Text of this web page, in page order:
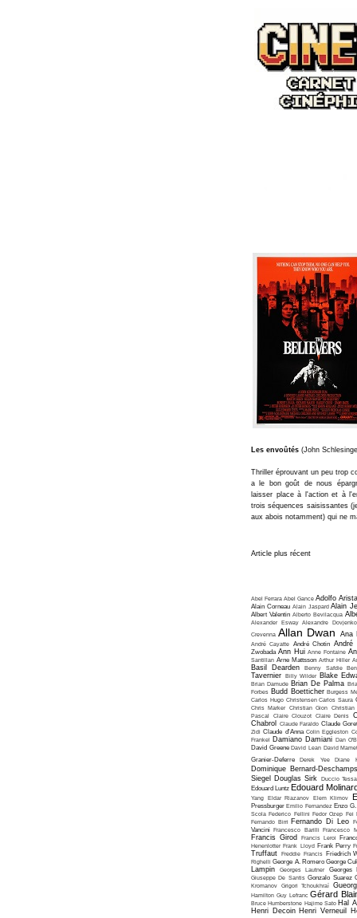
Les envoûtés (John
Thriller éprouvant un peu trop
a le bon goût de nous
laisser place à l'action et à
trois séquences saisissantes
aux abois notamment) qui ne
Article plus récent
Abel Ferrara Abel Gance Adolfo
Alain Corneau Alain Jaspard Alain
Albert Valentin Alberto Bevilacqua
Alexander Esway Alexandre Dovjenko
Crevenna Allan Dwan Ana
André Cayatte André Chotin André
Zwobada Ann Hui Anne Fontaine
Santillan Arne Mattsson Arthur Hiller
Basil Dearden Benny Safdie
Tavernier Billy Wilder Blake
Brian Damude Brian De Palma
Forbes Budd Boetticher Burgess
Carlos Hugo Christensen Carlos Saura
Chris Marker Christian Gion Christian
Pascal
Claire Clouzot Claire Denis
Chabrol
Claude Faraldo Claude
Zidi Claude d'Anna Colin Eggleston
Frankel Damiano Damiani Dan
David Greene David Lean David
Granier-Deferre
Derek Yee Diane
Dominique Bernard-
Siegel
Douglas Sirk Duccio
Edouard Luntz Edouard
Yang Eldar Riazanov Elem Klimov
Pressburger Emilio Fernandez Enzo
Scola Federico Fellini Fedor Ozep Fei
Fernando Birri Fernando Di Leo
Vancini Francesco Barilli Francesco
Francis Girod Francis Leroi
Henenlotter Frank Lloyd Frank Perry
Truffaut Freddie Francis Friedrich
Righelli George A. Romero George
Lampin Georges Lautner
Georges
Giuseppe De Santis Gonzalo Suarez
Kromanov Grigori Tchoukhraï
Hamilton Guy Lefranc Gérard
Bruce Humberstone Hajime Sato Hal
Henri Decoin Henri Verneuil